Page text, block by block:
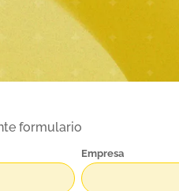
formulario
Empresa